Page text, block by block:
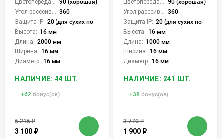
90 (хорошая)
360
Защита IP: 20 (для сухих пом.)
Высота: 16 мм
Длина: 2000 мм
Ширина: 16 мм
Диаметр: 16 мм
НАЛИЧИЕ: 44 ШТ.
+62 бонус(ов)
6 216₽
3 100 ₽
90 (хорошая)
360
Защита IP: 20 (для сухих пом.)
Высота: 16 мм
Длина: 1000 мм
Ширина: 16 мм
Диаметр: 16 мм
НАЛИЧИЕ: 241 ШТ.
+38 бонус(ов)
3 770₽
1 900 ₽